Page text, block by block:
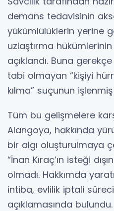
demans tedavisinin
yükümlülüklerin yerine
uzlaştırma
açıklandı. Buna
tabi olmayan “kişiyi
kılma” suçunun
Tüm bu gelişmelere
Alangoya, hakkında
bir algı oluşturulmaya
“İnan Kıraç’ın isteği
olmadı. Hakkımda
intiba, evlilik iptali
açıklamasında bulundu.